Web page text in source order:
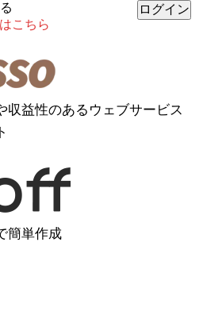
こちら
収益性のあるウェブサービス
簡単作成